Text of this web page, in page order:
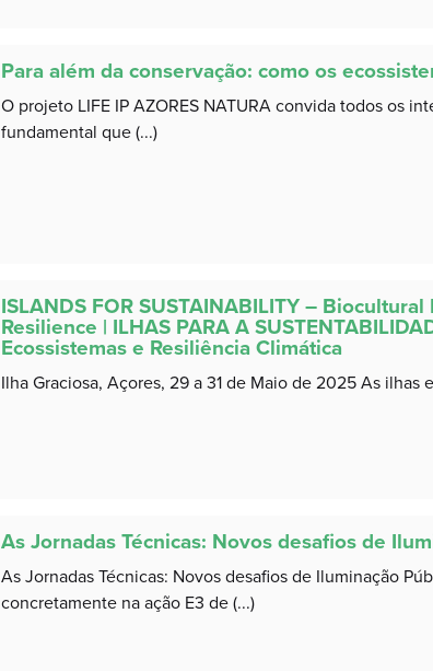
Para além da conservação: como os
O projeto LIFE IP AZORES NATURA convida todos os
fundamental que (...)
ISLANDS FOR SUSTAINABILITY –
Resilience | ILHAS PARA A
Ecossistemas e Resiliência Climática
Ilha Graciosa, Açores, 29 a 31 de Maio de 2025 As
As Jornadas Técnicas: Novos desafios de
As Jornadas Técnicas: Novos desafios de Iluminação
concretamente na ação E3 de (...)